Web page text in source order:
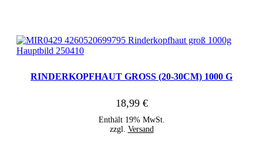
RINDERKOPFHAUT GROSS (20-30CM) 1000 G
18,99 €
Enthält 19% MwSt.
zzgl. Versand